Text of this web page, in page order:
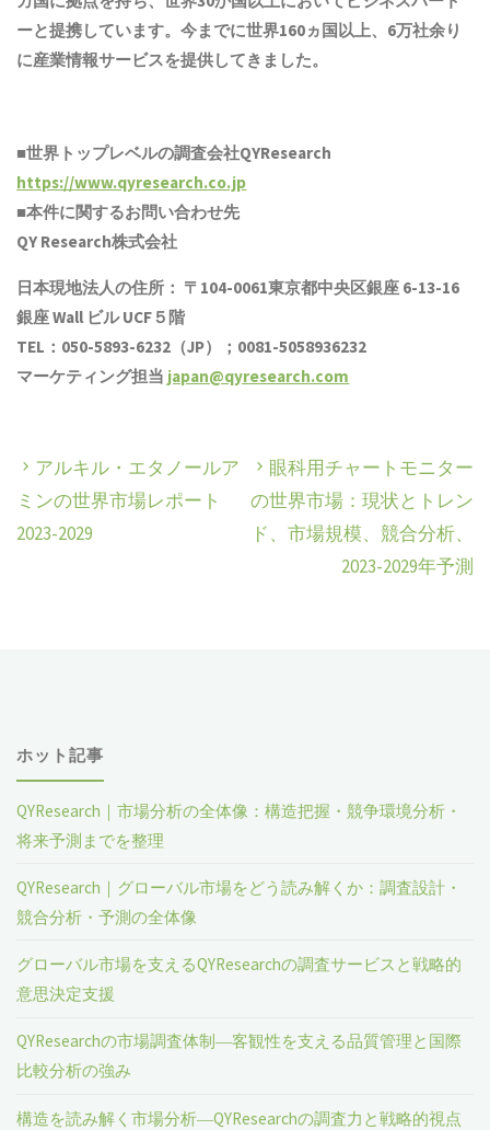
ーと提携しています。今までに世界160ヵ国以上、6万社余り
に産業情報サービスを提供してきました。
■世界トップレベルの調査会社QYResearch
https://www.qyresearch.co.jp
■本件に関するお問い合わせ先
QY Research株式会社
日本現地法人の住所： 〒104-0061東京都中央区銀座 6-13-16
銀座 Wall ビル UCF５階
TEL：050-5893-6232（JP）；0081-5058936232
マーケティング担当 japan@qyresearch.com
アルキル・エタノールア
ミンの世界市場レポート
2023-2029
眼科用チャートモニター
の世界市場：現状とトレン
ド、市場規模、競合分析、
2023-2029年予測
ホット記事
QYResearch｜市場分析の全体像：構造把握・競争環境分析・
将来予測までを整理
QYResearch｜グローバル市場をどう読み解くか：調査設計・
競合分析・予測の全体像
グローバル市場を支えるQYResearchの調査サービスと戦略的
意思決定支援
QYResearchの市場調査体制―客観性を支える品質管理と国際
比較分析の強み
構造を読み解く市場分析―QYResearchの調査力と戦略的視点